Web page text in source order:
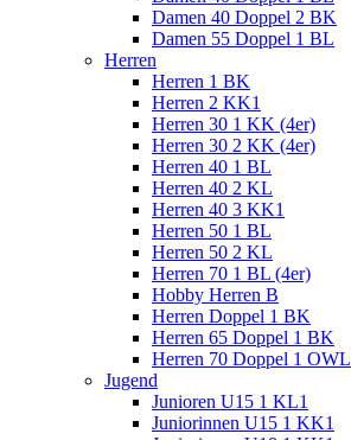
Damen 40 Doppel 2 BK
Damen 55 Doppel 1 BL
Herren
Herren 1 BK
Herren 2 KK1
Herren 30 1 KK (4er)
Herren 30 2 KK (4er)
Herren 40 1 BL
Herren 40 2 KL
Herren 40 3 KK1
Herren 50 1 BL
Herren 50 2 KL
Herren 70 1 BL (4er)
Hobby Herren B
Herren Doppel 1 BK
Herren 65 Doppel 1 BK
Herren 70 Doppel 1 OWL
Jugend
Junioren U15 1 KL1
Juniorinnen U15 1 KK1